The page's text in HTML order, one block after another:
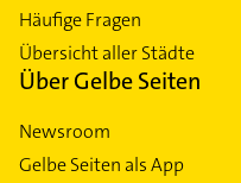
Häufige Fragen
Übersicht aller Städte
Über Gelbe Seiten
Newsroom
Gelbe Seiten als App